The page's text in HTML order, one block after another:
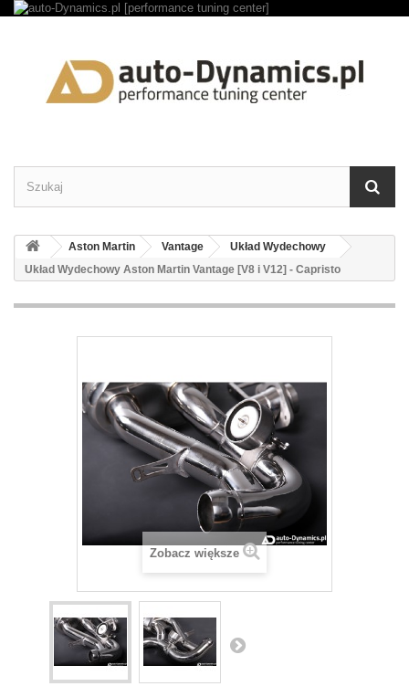
Aston Martin Vantage
Układ Wydechowy
Układ Wydechowy Aston Martin Vantage [V8 i V12] - Capristo
Zobacz większe